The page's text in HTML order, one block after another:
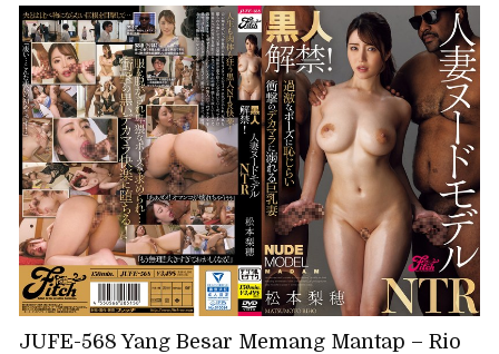
JUFE-568 Yang Besar Memang Mantap – Rio